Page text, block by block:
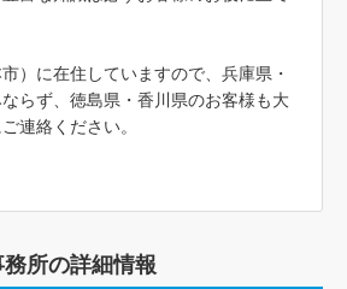
）に在住していますので、兵庫県・
らず、徳島県・香川県のお客様も大
連絡ください。
所の詳細情報